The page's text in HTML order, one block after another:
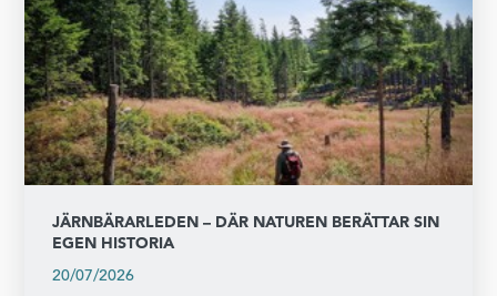
JÄRNBÄRARLEDEN – DÄR NATUREN BERÄTTAR SIN
EGEN HISTORIA
20/07/2026